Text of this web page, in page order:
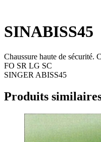
SINABISS45
Chaussure haute de sécurité.
FO SR LG SC
SINGER ABISS45
Produits